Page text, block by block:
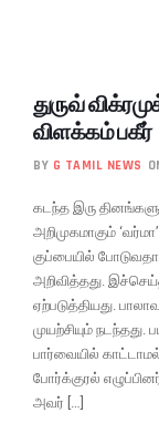
துருவ்
விளக்கம் பகீர்
BY G TAMIL NEWS
கடந்த இரு
அறிமுகமாகும்
குப்பையில்
அறிவித்தது.
ஏற்படுத்தியது.
முயற்சியும்
பார்வையில்
போர்க்குரல்
அவர் […]